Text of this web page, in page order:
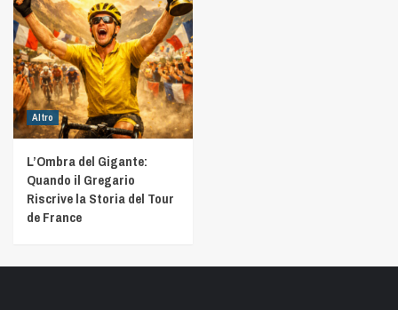
Altro
L’Ombra del Gigante:
Quando il Gregario
Riscrive la Storia del Tour
de France